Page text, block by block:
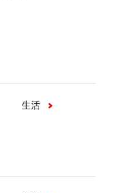
生活